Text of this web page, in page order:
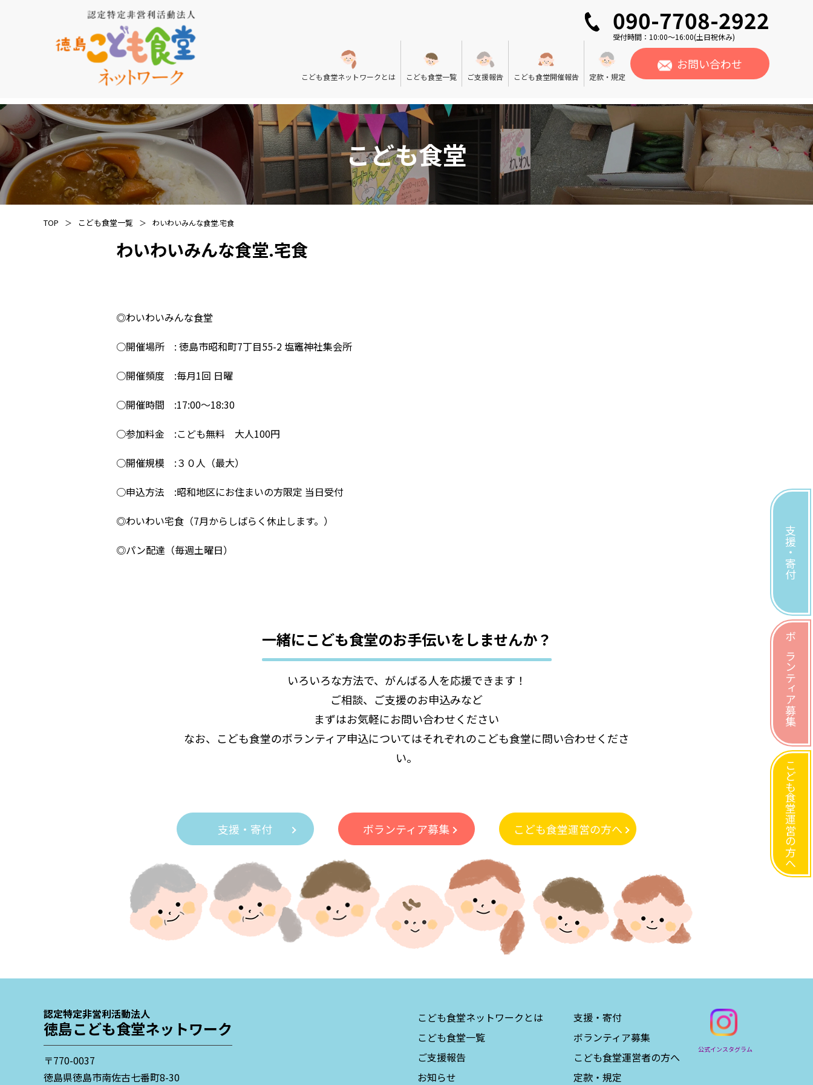
090-7708-2922
受付時間：10:00〜16:00(土日祝休み)
こども食堂ネットワークとは こども食堂一覧 ご支援報告 こども食堂開催報告 定款・規定
お問い合わせ
こども食堂
TOP こども食堂一覧 わいわいみんな食堂.宅食
わいわいみんな食堂.宅食
◎わいわいみんな食堂
○開催場所 : 徳島市昭和町7丁目55-2 塩竈神社集会所
○開催頻度 :毎月1回 日曜
○開催時間 :17:00〜18:30
○参加料金 :こども無料 大人100円
○開催規模 :３０人（最大）
○申込方法 :昭和地区にお住まいの方限定 当日受付
◎わいわい宅食（7月からしばらく休止します。）
◎パン配達（毎週土曜日）
一緒にこども食堂のお手伝いをしませんか？
いろいろな方法で、がんばる人を応援できます！
ご相談、ご支援のお申込みなど
まずはお気軽にお問い合わせください
なお、こども食堂のボランティア申込についてはそれぞれのこども食堂に問い合わせくださ
い。
支援・寄付 ボランティア募集 こども食堂運営の方へ
支援・寄付
ボランティア募集
こども食堂運営の方へ
こども食堂ネットワークとは
こども食堂一覧
ご支援報告
お知らせ
支援・寄付
ボランティア募集
こども食堂運営者の方へ
定款・規定
公式インスタグラム
認定特定非営利活動法人
徳島こども食堂ネットワーク
〒770-0037
徳島県徳島市南佐古七番町8-30